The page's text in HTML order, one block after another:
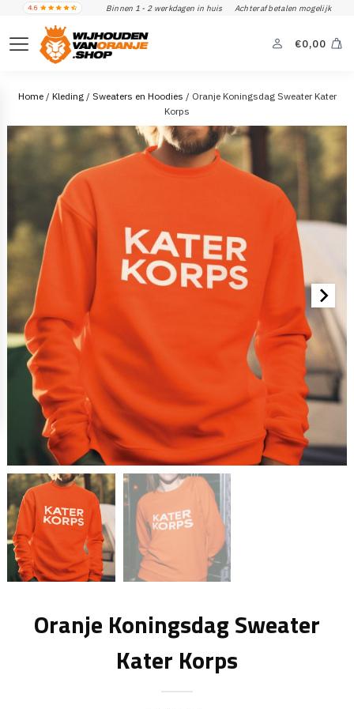
Binnen 1 - 2 werkdagen in huis Achteraf betalen mogelijk
€0,00
Home/ Kleding/ Sweaters en Hoodies / Oranje Koningsdag Sweater Kater
Korps
Oranje Koningsdag Sweater
Kater Korps